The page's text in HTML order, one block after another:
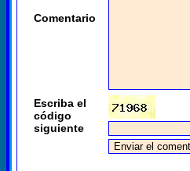
Comentario
Escriba el
código
siguiente